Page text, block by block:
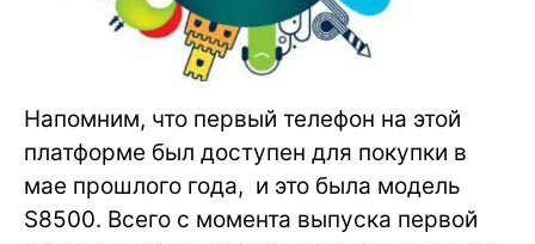
Напомним, что первый телефон на этой
платформе был доступен для покупки в
мае прошлого года, и это была модель
S8500. Всего с момента выпуска первой